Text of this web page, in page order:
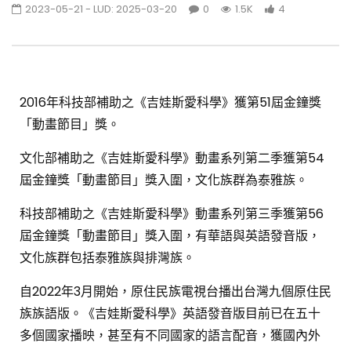
[週日閱讀科學大師直播2023.04.09]通往宇宙
1.5K 10
癒合的新科技
1.4K
[週日閱讀科學大師 2023.03.05]臺灣的太空夢
804 2
[週日閱讀科學大師2022.12.11] 大洋表面的微小
漣漪-其意義與觀測
知風預雨的獵風戰士-[週日閱讀科學大師
2022.11.20]
2023-05-21 - LUD: 2025-03-20 0 1.5K 4
2016年科技部補助之《吉娃斯愛科學》獲第51屆金鐘獎
「動畫節目」獎。
文化部補助之《吉娃斯愛科學》動畫系列第二季獲第54
屆金鐘獎「動畫節目」獎入圍，文化族群為泰雅族。
科技部補助之《吉娃斯愛科學》動畫系列第三季獲第56
屆金鐘獎「動畫節目」獎入圍，有華語與英語發音版，
文化族群包括泰雅族與排灣族。
自2022年3月開始，原住民族電視台播出台灣九個原住民
族族語版。《吉娃斯愛科學》英語發音版目前已在五十
多個國家播映，甚至有不同國家的語言配音，獲國內外